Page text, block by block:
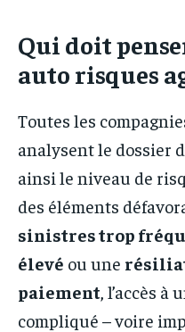
Qui doit
auto risques
Toutes les
analysent le dossier
ainsi le niveau de
des éléments
sinistres trop
élevé ou une
paiement , l’accès
compliqué – voire